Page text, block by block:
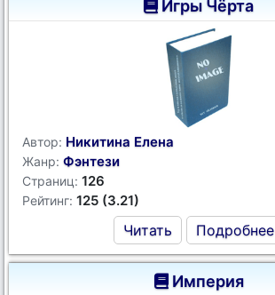
Игры Чёрта
Автор: Никитина Елена
Жанр: Фэнтези
Страниц: 126
Рейтинг: 125 (3.21)
Читать Подробнее
Империя